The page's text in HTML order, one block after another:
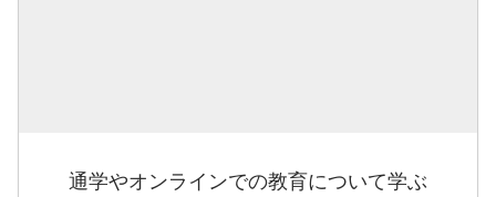
通学やオンラインでの教育について学ぶ